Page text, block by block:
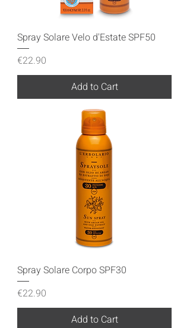
Spray Solare Velo d'Estate SPF50
Price
€22.90
Add to Cart
Spray Solare Corpo SPF30
Price
€22.90
Add to Cart